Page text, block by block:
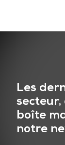
Les
boîte
notre